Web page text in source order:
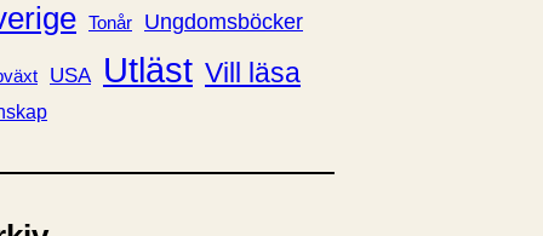
Tonår Ungdomsböcker
USA Utläst Vill läsa